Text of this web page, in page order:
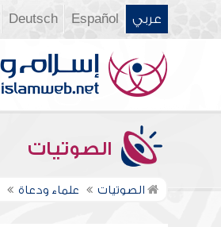
عربي Español
Deutsch
الصوتيات
الصوتيات علماء ودعاة